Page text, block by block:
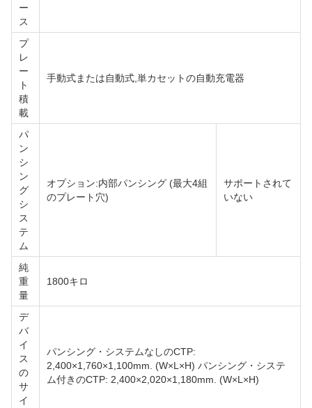
ー
ス
プ
レ
ー
ト
積
載
手動式または自動式,単カセットの自動充電器
パ
ン
シ
ン
グ
シ
ス
テ
ム
オプション:内部パンシング (最大4組
のプレート穴)
サポートされて
いない
純
重
量
1800キロ
デ
バ
イ
ス
の
サ
イ
パンシング・システムなしのCTP:
2,400×1,760×1,100mm. (W×L×H) パンシング・システ
ム付きのCTP: 2,400×2,020×1,180mm. (W×L×H)